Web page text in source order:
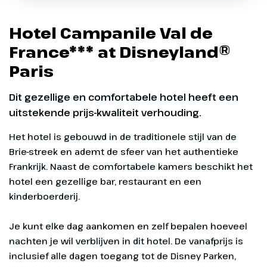
Hotel Campanile Val de
France*** at Disneyland®
Paris
Dit gezellige en comfortabele hotel heeft een
uitstekende prijs-kwaliteit verhouding.
Het hotel is gebouwd in de traditionele stijl van de
Brie-streek en ademt de sfeer van het authentieke
Frankrijk. Naast de comfortabele kamers beschikt het
hotel een gezellige bar, restaurant en een
kinderboerderij.
Je kunt elke dag aankomen en zelf bepalen hoeveel
nachten je wil verblijven in dit hotel. De vanafprijs is
inclusief alle dagen toegang tot de Disney Parken,
Fantasyland
Een sprookjeswereld waar dromen
uitkomen
Net als in de onvergetelijke klassieke
Disney films, brengt Fantasyland sprookjes
en legendes uit je kindertijd tot leven. Vlieg
mee met Peter Pan, raak je weg kwijt in
Alice's Curious Labyrinth of bezoek het
Princess Pavilion voor een vorstelijke
ontmoeting.
Marvel Avengers Campus
Beleef het MARVEL universum
Oproep aan alle helden! In het nieuwe
Adventure World beleef je als nieuwe
rekruut machtige MARVEL missies met
Superhelden als Spider-Man en Iron Man.